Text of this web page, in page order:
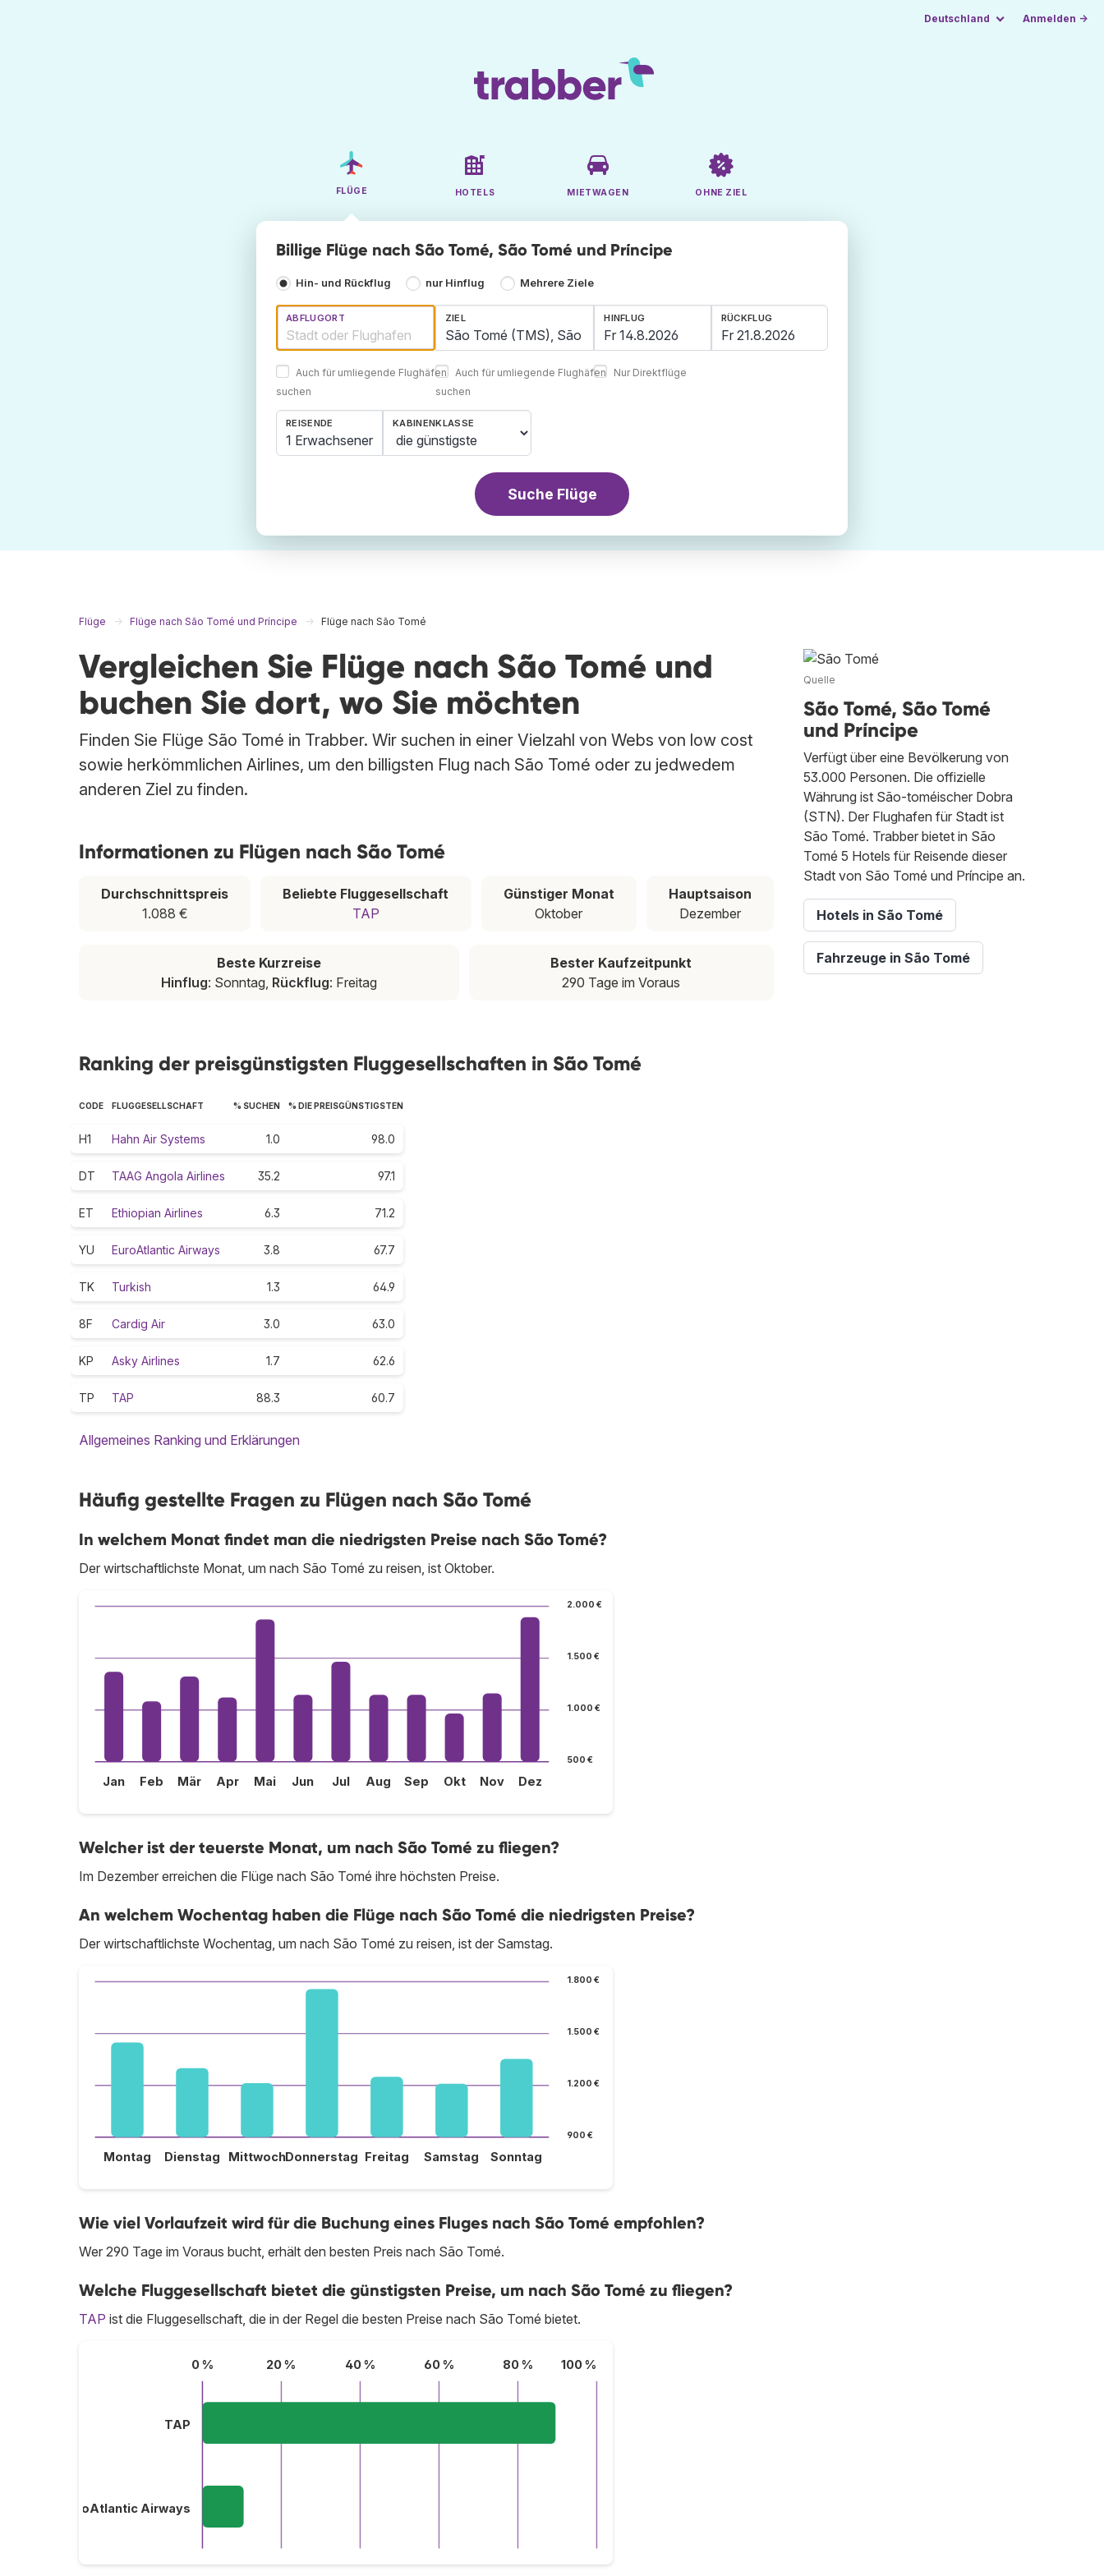
Deutschland Anmelden →
FLÜGE HOTELS MIETWAGEN OHNE ZIEL
Billige Flüge nach São Tomé, São Tomé und Príncipe
Hin- und Rückflug nur Hinflug Mehrere Ziele
ABFLUGORT
Auch für umliegende Flughäfen
suchen
ZIEL
Auch für umliegende Flughäfen
suchen
HINFLUG RÜCKFLUG
Nur Direktflüge
REISENDE
1 Erwachsener
KABINENKLASSE
Suche Flüge
Flüge Flüge nach São Tomé und Príncipe Flüge nach São Tomé
Vergleichen Sie Flüge nach São Tomé und
buchen Sie dort, wo Sie möchten
Finden Sie Flüge São Tomé in Trabber. Wir suchen in einer Vielzahl von Webs von low cost
sowie herkömmlichen Airlines, um den billigsten Flug nach São Tomé oder zu jedwedem
anderen Ziel zu finden.
Informationen zu Flügen nach São Tomé
Durchschnittspreis
1.088 €
Beliebte Fluggesellschaft
TAP
Günstiger Monat
Oktober
Hauptsaison
Dezember
Beste Kurzreise
Hinflug: Sonntag, Rückflug: Freitag
Bester Kaufzeitpunkt
290 Tage im Voraus
Ranking der preisgünstigsten Fluggesellschaften in São Tomé
CODE FLUGGESELLSCHAFT % SUCHEN % DIE PREISGÜNSTIGSTEN
H1 Hahn Air Systems 1.0 98.0
DT TAAG Angola Airlines 35.2 97.1
ET Ethiopian Airlines 6.3 71.2
YU EuroAtlantic Airways 3.8 67.7
TK Turkish 1.3 64.9
8F Cardig Air 3.0 63.0
KP Asky Airlines 1.7 62.6
TP TAP 88.3 60.7
Allgemeines Ranking und Erklärungen
Häufig gestellte Fragen zu Flügen nach São Tomé
In welchem Monat findet man die niedrigsten Preise nach São Tomé?
Der wirtschaftlichste Monat, um nach São Tomé zu reisen, ist Oktober.
500 €
1.000 €
1.500 €
2.000 €
Jan Feb Mär Apr Mai Jun Jul Aug Sep Okt Nov Dez
Welcher ist der teuerste Monat, um nach São Tomé zu fliegen?
Im Dezember erreichen die Flüge nach São Tomé ihre höchsten Preise.
An welchem Wochentag haben die Flüge nach São Tomé die niedrigsten Preise?
Der wirtschaftlichste Wochentag, um nach São Tomé zu reisen, ist der Samstag.
900 €
1.200 €
1.500 €
1.800 €
Montag Dienstag MittwochDonnerstag Freitag Samstag Sonntag
Wie viel Vorlaufzeit wird für die Buchung eines Fluges nach São Tomé empfohlen?
Wer 290 Tage im Voraus bucht, erhält den besten Preis nach São Tomé.
Welche Fluggesellschaft bietet die günstigsten Preise, um nach São Tomé zu fliegen?
TAP ist die Fluggesellschaft, die in der Regel die besten Preise nach São Tomé bietet.
0 % 20 % 40 % 60 % 80 % 100 %
TAP
EuroAtlantic Airways
Quelle
São Tomé, São Tomé
und Príncipe
Verfügt über eine Bevölkerung von
53.000 Personen. Die offizielle
Währung ist São-toméischer Dobra
(STN). Der Flughafen für Stadt ist
São Tomé. Trabber bietet in São
Tomé 5 Hotels für Reisende dieser
Stadt von São Tomé und Príncipe an.
Hotels in São Tomé
Fahrzeuge in São Tomé